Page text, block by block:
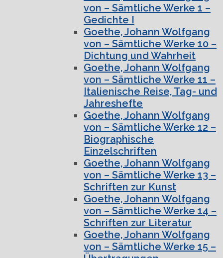
von – Sämtliche Werke 1 –
Gedichte I
Goethe, Johann Wolfgang
von – Sämtliche Werke 10 –
Dichtung und Wahrheit
Goethe, Johann Wolfgang
von – Sämtliche Werke 11 –
Italienische Reise, Tag- und
Jahreshefte
Goethe, Johann Wolfgang
von – Sämtliche Werke 12 –
Biographische
Einzelschriften
Goethe, Johann Wolfgang
von – Sämtliche Werke 13 –
Schriften zur Kunst
Goethe, Johann Wolfgang
von – Sämtliche Werke 14 –
Schriften zur Literatur
Goethe, Johann Wolfgang
von – Sämtliche Werke 15 –